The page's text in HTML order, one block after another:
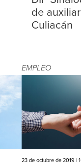
de
Culiacán
EMPLEO
23 de octubre de 2019 |